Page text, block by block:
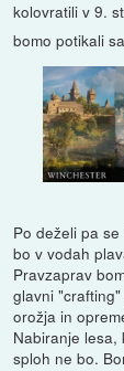
kolovratili v 9.
bomo potikali
Po deželi pa
bo v vodah
Pravzaprav
glavni
orožja in
Nabiranje lesa,
sploh ne bo.